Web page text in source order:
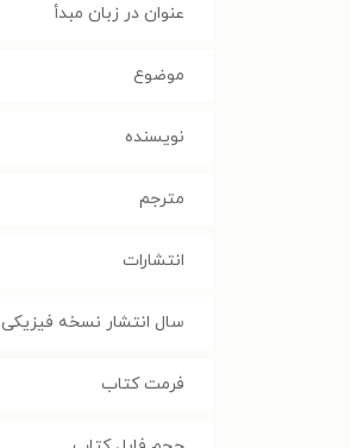
عنوان در زبان مبدأ
موضوع
نویسنده
مترجم
انتشارات
سال انتشار نسخه فیزیکی
فرمت کتاب